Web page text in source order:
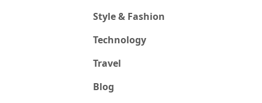
Style & Fashion
Technology
Travel
Blog